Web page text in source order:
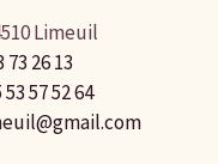
Limeuil
26 13
57 52 64